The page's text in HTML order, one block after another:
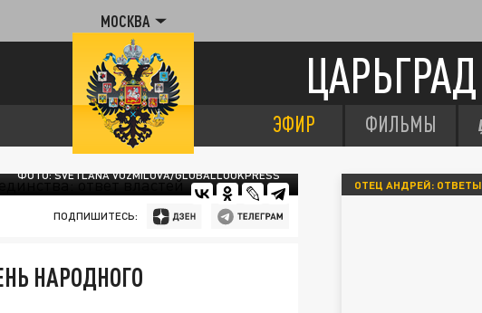
МОСКВА
ЦАРЬГРАД
ЭФИР ФИЛЬМЫ
ФОТО: SVETLANA VOZMILOVA/GLOBALLOOKPRESS
ПОДПИШИТЕСЬ:
НАРОДНОГО
ОТЕЦ АНДРЕЙ: ОТВЕТЫ